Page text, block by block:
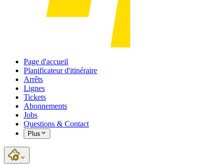
Page d'accueil
Planificateur d'itinéraire
Arrêts
Lignes
Tickets
Abonnements
Jobs
Questions & Contact
Plus